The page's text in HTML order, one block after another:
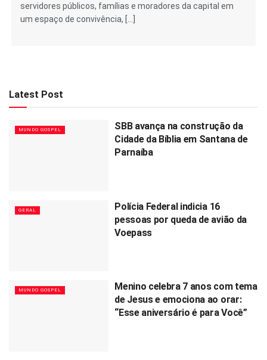
servidores públicos, famílias e moradores da capital em
um espaço de convivência, […]
Latest Post
MUNDO GOSPEL
SBB avança na construção da
Cidade da Bíblia em Santana de
Parnaíba
GERAL
Polícia Federal indicia 16
pessoas por queda de avião da
Voepass
MUNDO GOSPEL
Menino celebra 7 anos com tema
de Jesus e emociona ao orar:
“Esse aniversário é para Você”